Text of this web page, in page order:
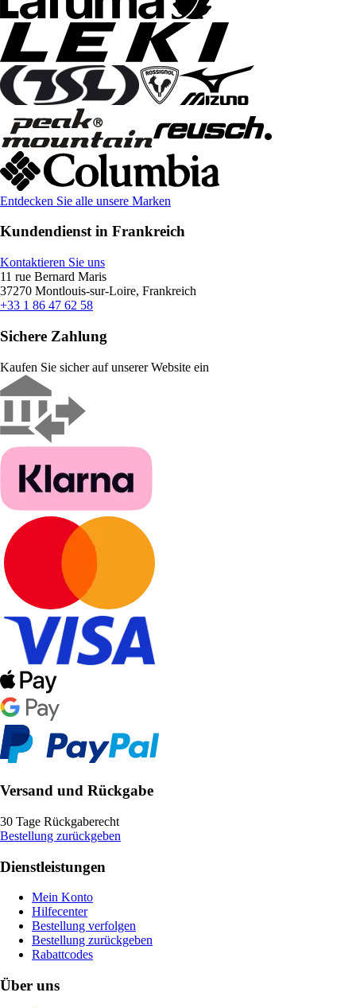
Entdecken Sie alle unsere Marken
Kundendienst in Frankreich
Kontaktieren Sie uns
11 rue Bernard Maris
37270 Montlouis-sur-Loire, Frankreich
+33 1 86 47 62 58
Sichere Zahlung
Kaufen Sie sicher auf unserer Website ein
Versand und Rückgabe
30 Tage Rückgaberecht
Bestellung zurückgeben
Dienstleistungen
Mein Konto
Hilfecenter
Bestellung verfolgen
Bestellung zurückgeben
Rabattcodes
Über uns